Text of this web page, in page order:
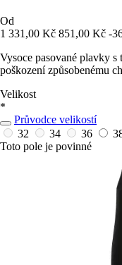
Od
1 331,00 Kč 851,00 Kč -
Vysoce pasované plavky
poškození způsobenému
Velikost
*
Průvodce velikostí
32
34 36
Toto pole je povinné